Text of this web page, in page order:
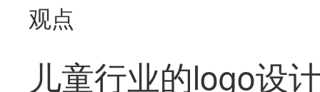
观点
儿童行业的logo设